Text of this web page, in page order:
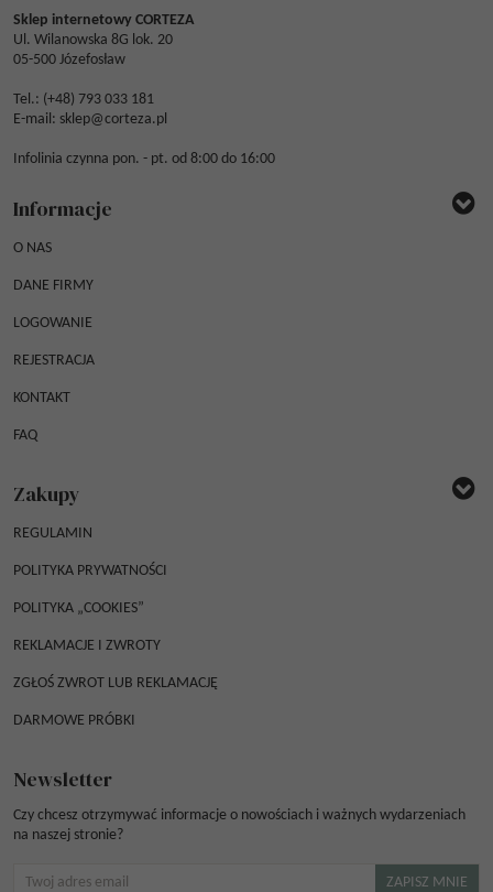
Sklep internetowy CORTEZA
Ul. Wilanowska 8G lok. 20
05-500 Józefosław
Tel.: (+48) 793 033 181
E-mail: sklep@corteza.pl
Infolinia czynna pon. - pt. od 8:00 do 16:00
Informacje
O NAS
DANE FIRMY
LOGOWANIE
REJESTRACJA
KONTAKT
FAQ
Zakupy
REGULAMIN
POLITYKA PRYWATNOŚCI
POLITYKA „COOKIES”
REKLAMACJE I ZWROTY
ZGŁOŚ ZWROT LUB REKLAMACJĘ
DARMOWE PRÓBKI
Newsletter
Czy chcesz otrzymywać informacje o nowościach i ważnych wydarzeniach
na naszej stronie?